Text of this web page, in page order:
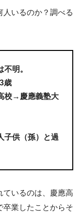
いるのか？調べる
明。
歳
校→慶應義塾大
子供（孫）と過
ているのは、慶應高
卒業したことからそ